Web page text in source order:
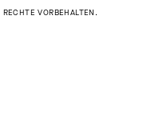
VORBEHALTEN.